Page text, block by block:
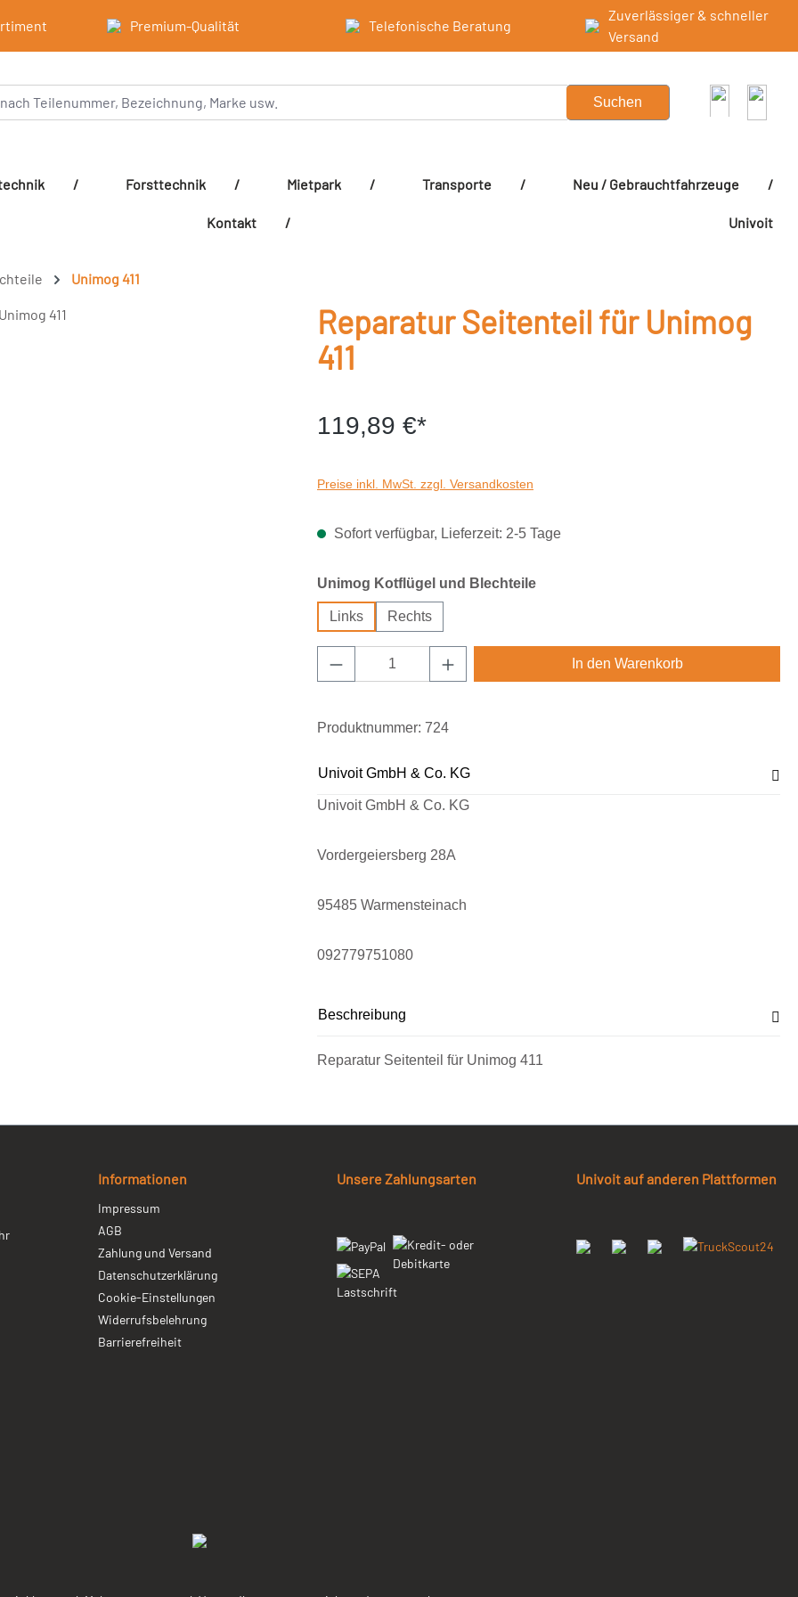
Premium-Qualität Telefonische Beratung
Zuverlässiger & schneller
Versand
Suchen
/ Forsttechnik / Mietpark / Transporte / Neu / Gebrauchtfahrzeuge /
Kontakt / Univoit
Unimog 411
Reparatur Seitenteil für Unimog
411
119,89 €*
Preise inkl. MwSt. zzgl. Versandkosten
Sofort verfügbar, Lieferzeit: 2-5 Tage
Unimog Kotflügel und Blechteileauswählen
Links Rechts
Produkt Anzahl: Gib den gewünschten Wert ein
In den Warenkorb
Produktnummer: 724
Univoit GmbH & Co. KG
Univoit GmbH & Co. KG
Vordergeiersberg 28A
95485 Warmensteinach
092779751080
Beschreibung
Reparatur Seitenteil für Unimog 411
Informationen
Impressum
AGB
Zahlung und Versand
Datenschutzerklärung
Cookie-Einstellungen
Widerrufsbelehrung
Barrierefreiheit
Unsere Zahlungsarten Univoit auf anderen Plattformen